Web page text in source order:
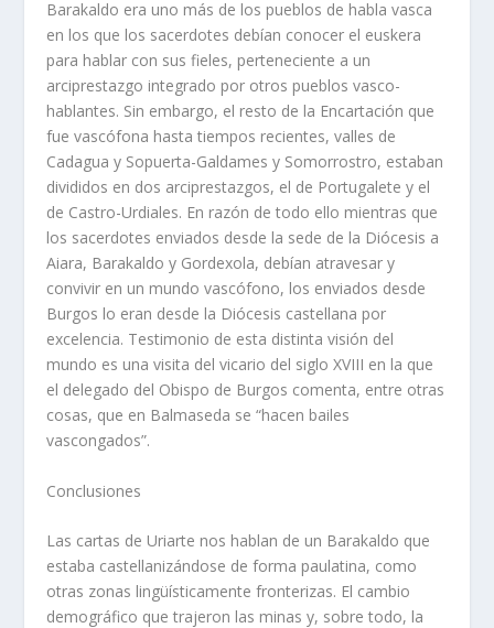
Barakaldo era uno más de los pueblos de habla vasca
en los que los sacerdotes debían conocer el euskera
para hablar con sus fieles, perteneciente a un
arciprestazgo integrado por otros pueblos vasco-
hablantes. Sin embargo, el resto de la Encartación que
fue vascófona hasta tiempos recientes, valles de
Cadagua y Sopuerta-Galdames y Somorrostro, estaban
divididos en dos arciprestazgos, el de Portugalete y el
de Castro-Urdiales. En razón de todo ello mientras que
los sacerdotes enviados desde la sede de la Diócesis a
Aiara, Barakaldo y Gordexola, debían atravesar y
convivir en un mundo vascófono, los enviados desde
Burgos lo eran desde la Diócesis castellana por
excelencia. Testimonio de esta distinta visión del
mundo es una visita del vicario del siglo XVIII en la que
el delegado del Obispo de Burgos comenta, entre otras
cosas, que en Balmaseda se “hacen bailes
vascongados”.
Conclusiones
Las cartas de Uriarte nos hablan de un Barakaldo que
estaba castellanizándose de forma paulatina, como
otras zonas lingüísticamente fronterizas. El cambio
demográfico que trajeron las minas y, sobre todo, la